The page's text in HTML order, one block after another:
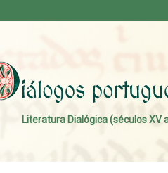
Literatura Dialógica (séculos XV